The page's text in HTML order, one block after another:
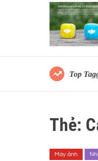
Top
Thẻ:
Máy ảnh